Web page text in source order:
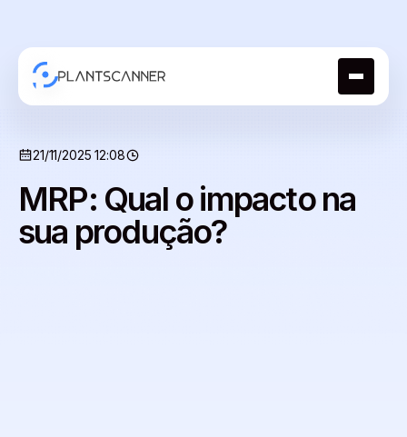
21/11/2025 12:08
MRP: Qual o impacto na
sua produção?